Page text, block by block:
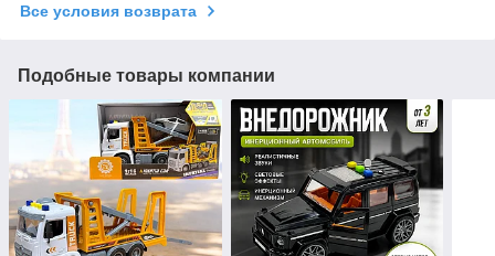
Все условия возврата
Подобные товары компании